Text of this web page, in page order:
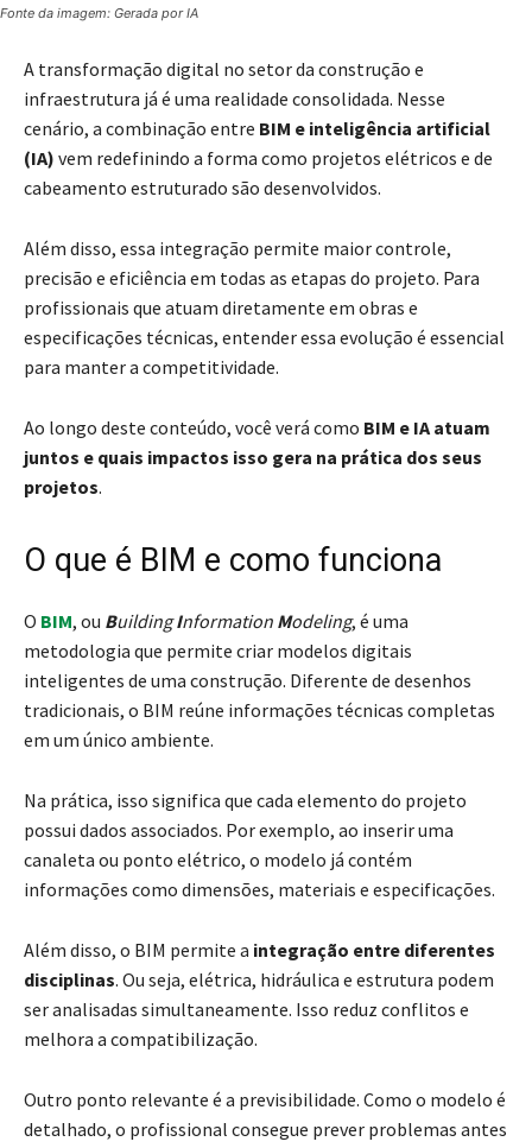
Fonte da imagem: Gerada por IA
A transformação digital no setor da construção e
infraestrutura já é uma realidade consolidada. Nesse
cenário, a combinação entre BIM e inteligência artificial
(IA) vem redefinindo a forma como projetos elétricos e de
cabeamento estruturado são desenvolvidos.
Além disso, essa integração permite maior controle,
precisão e eficiência em todas as etapas do projeto. Para
profissionais que atuam diretamente em obras e
especificações técnicas, entender essa evolução é essencial
para manter a competitividade.
Ao longo deste conteúdo, você verá como BIM e IA atuam
juntos e quais impactos isso gera na prática dos seus
projetos.
O que é BIM e como funciona
O BIM, ou BuildingInformation Modeling, é uma
metodologia que permite criar modelos digitais
inteligentes de uma construção. Diferente de desenhos
tradicionais, o BIM reúne informações técnicas completas
em um único ambiente.
Na prática, isso significa que cada elemento do projeto
possui dados associados. Por exemplo, ao inserir uma
canaleta ou ponto elétrico, o modelo já contém
informações como dimensões, materiais e especificações.
Além disso, o BIM permite a integração entre diferentes
disciplinas. Ou seja, elétrica, hidráulica e estrutura podem
ser analisadas simultaneamente. Isso reduz conflitos e
melhora a compatibilização.
Outro ponto relevante é a previsibilidade. Como o modelo é
detalhado, o profissional consegue prever problemas antes